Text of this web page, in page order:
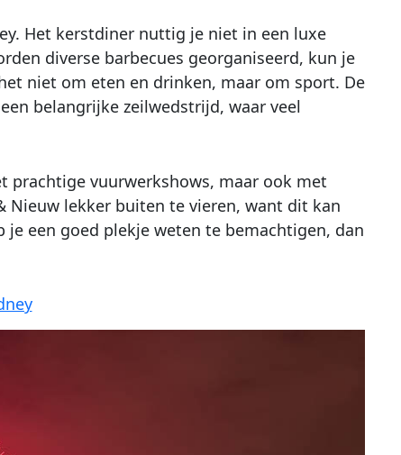
Het kerstdiner nuttig je niet in een luxe
diverse barbecues georganiseerd, kun je
niet om eten en drinken, maar om sport. De
belangrijke zeilwedstrijd, waar veel
prachtige vuurwerkshows, maar ook met
Nieuw lekker buiten te vieren, want dit kan
een goed plekje weten te bemachtigen, dan